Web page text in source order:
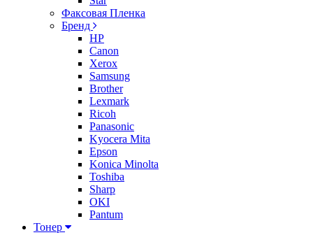
Факсовая Пленка
Бренд
HP
Canon
Xerox
Samsung
Brother
Lexmark
Ricoh
Panasonic
Kyocera Mita
Epson
Konica Minolta
Toshiba
Sharp
OKI
Pantum
Тонер